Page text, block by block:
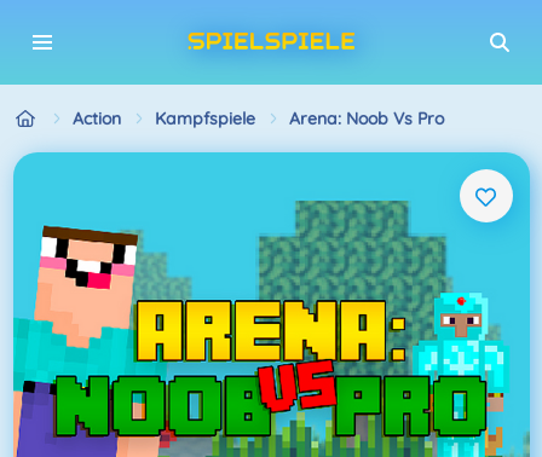
Action Kampfspiele Arena: Noob Vs Pro